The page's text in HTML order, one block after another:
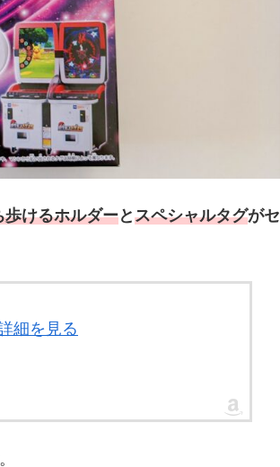
けるホルダーとスペシャルタグがセ
細を見る